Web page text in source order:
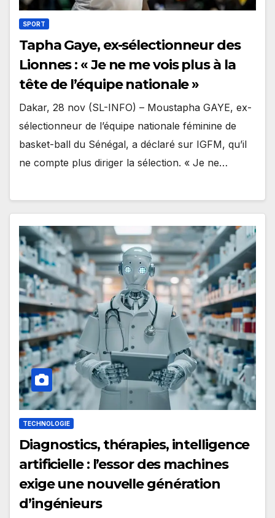
SPORT
Tapha Gaye, ex-sélectionneur des
Lionnes : « Je ne me vois plus à la
tête de l’équipe nationale »
Dakar, 28 nov (SL-INFO) – Moustapha GAYE, ex-
sélectionneur de l’équipe nationale féminine de
basket-ball du Sénégal, a déclaré sur IGFM, qu’il
ne compte plus diriger la sélection. « Je ne…
TECHNOLOGIE
Diagnostics, thérapies, intelligence
artificielle : l’essor des machines
exige une nouvelle génération
d’ingénieurs